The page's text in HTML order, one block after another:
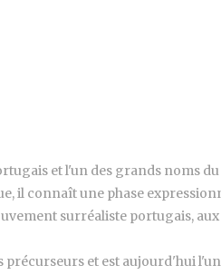
et l'un des grands noms
il connaît une phase
surréaliste portugais,
précurseurs et est aujourd'hui